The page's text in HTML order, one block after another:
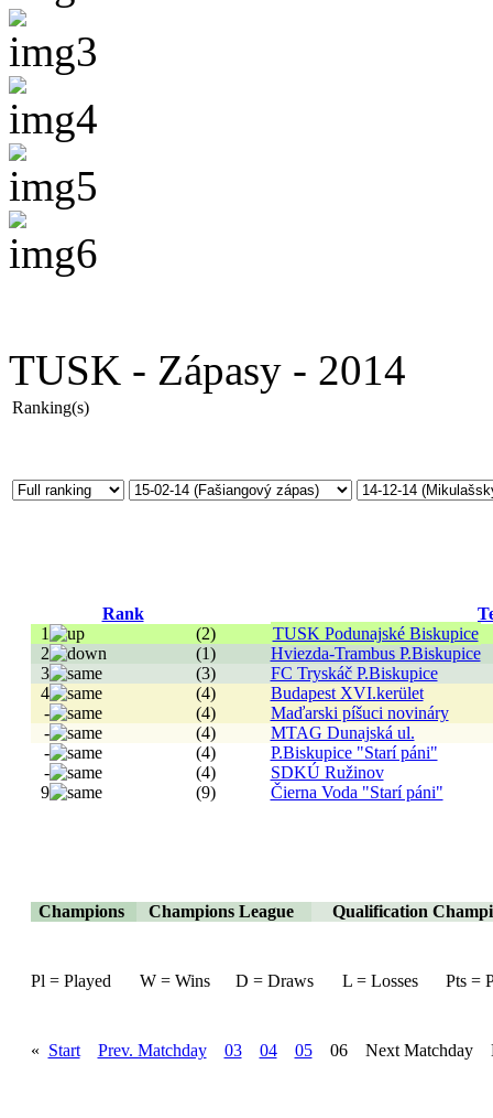
TUSK - Zápasy - 2014
Ranking(s)
Rank
1
(2)
TUSK Podunajské Biskupice
2
(1)
Hviezda-Trambus P.Biskupice
3
(3)
FC Tryskáč P.Biskupice
4
(4)
Budapest XVI.kerület
-
(4)
Maďarski píšuci novináry
-
(4)
MTAG Dunajská ul.
-
(4)
P.Biskupice "Starí páni"
-
(4)
SDKÚ Ružinov
9
(9) Čierna Voda "Starí páni"
Champions Champions League Qualification
Pl = Played W = Wins D = Draws L = Losses Pts =
« Start Prev. Matchday 03 04 0506 Next Matchday